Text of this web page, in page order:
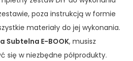
poza instrukcją w formie
materiały do jej wykonania.
Subtelna E-BOOK, musisz
się w niezbędne półprodukty.